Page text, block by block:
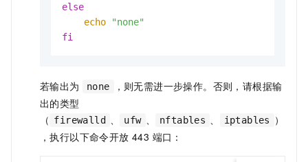
else
echo
"none"
fi
若输出为 none
，则无需进一步操作。否则，请根据输
出的类型
（ firewalld ufw nftables iptables
）
，执行以下命令开放 443 端口：